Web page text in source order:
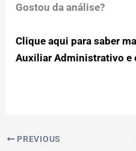
Gostou da análise?
Clique aqui para saber
Auxiliar Administrativo e
PREVIOUS